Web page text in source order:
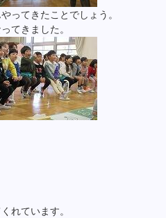
ってきたことでしょう。
てきました。
れています。